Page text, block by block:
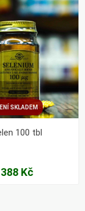
SKLADEM
100 tbl
388 Kč